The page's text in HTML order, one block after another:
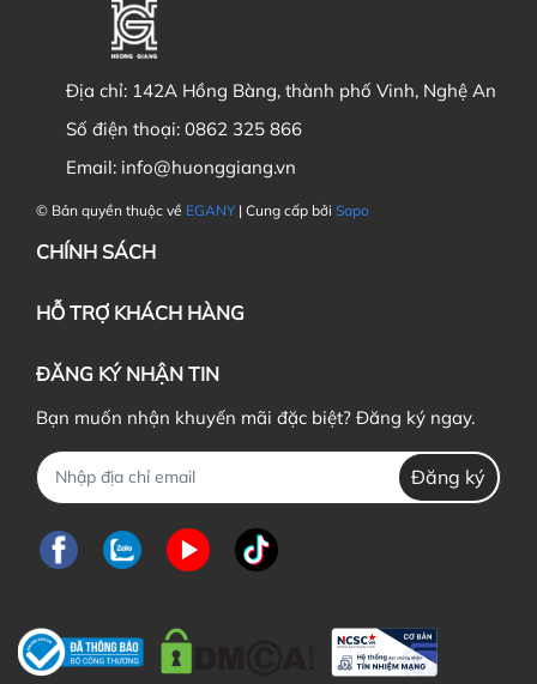
Địa chỉ: 142A Hồng Bàng, thành phố Vinh, Nghệ An
Số điện thoại: 0862 325 866
Email: info@huonggiang.vn
© Bản quyền thuộc về EGANY | Cung cấp bởi Sapo
CHÍNH SÁCH
HỖ TRỢ KHÁCH HÀNG
ĐĂNG KÝ NHẬN TIN
Bạn muốn nhận khuyến mãi đặc biệt? Đăng ký ngay.
Đăng ký